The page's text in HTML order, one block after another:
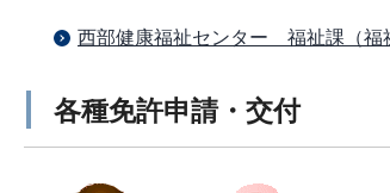
西部健康福祉センター 福祉課（福
各種免許申請・交付